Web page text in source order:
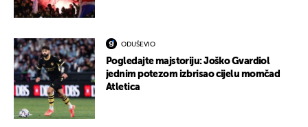
ODUŠEVIO
Pogledajte majstoriju: Joško Gvardiol
jednim potezom izbrisao cijelu momčad
Atletica